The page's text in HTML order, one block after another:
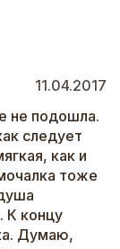
11.04.2017
не подошла.
следует
как и
тоже
К концу
Думаю,